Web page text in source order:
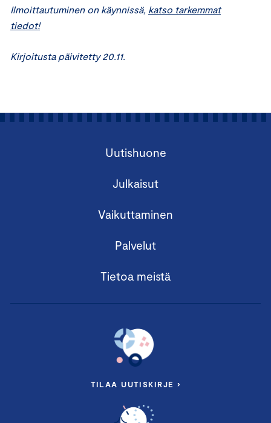
Ilmoittautuminen on käynnissä, katso tarkemmat
tiedot!
Kirjoitusta päivitetty 20.11.
Uutishuone
Julkaisut
Vaikuttaminen
Palvelut
Tietoa meistä
TILAA UUTISKIRJE ›